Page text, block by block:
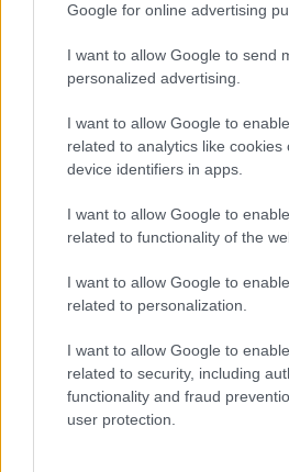
Google for online advertising
I want to allow Google to send
personalized advertising.
I want to allow Google to
related to analytics like cookies
device identifiers in apps.
I want to allow Google to
related to functionality of the
I want to allow Google to
related to personalization.
I want to allow Google to
related to security, including
functionality and fraud
user protection.
El Ibex 35 alcanza máximos
esta subida?
(BTC)